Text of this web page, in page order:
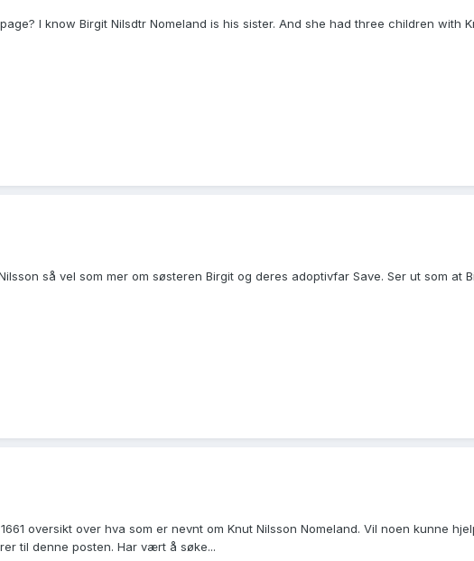
I know Birgit Nilsdtr Nomeland is his sister. And she had three children with
så vel som mer om søsteren Birgit og deres adoptivfar Save. Ser ut som at
oversikt over hva som er nevnt om Knut Nilsson Nomeland. Vil noen kunne
til denne posten. Har vært å søke...